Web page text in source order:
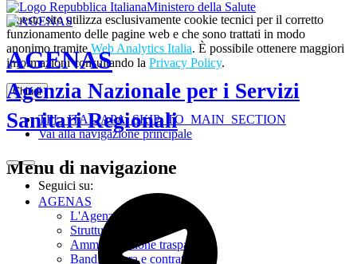
Questo sito utilizza esclusivamente cookie tecnici per il corretto
funzionamento delle pagine web e che sono trattati in modo
anonimo tramite Web Analytics Italia. È possibile ottenere maggiori
informazioni consultando la Privacy Policy.
Chiudi
TPL_ITALIAPA_SKIP_TO_MAIN_SECTION
Vai alla navigazione principale
Ministero della Salute
AGENAS
Agenzia Nazionale per i Servizi
Sanitari Regionali
Seguici su:
Menu di navigazione
AGENAS
L'Agenzia
Struttura
Amministrazione trasparente
Bandi di gara e contratti